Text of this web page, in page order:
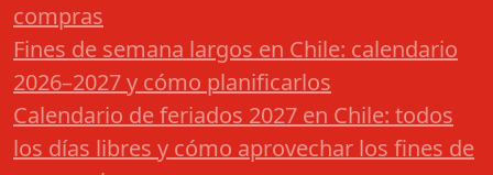
compras
Fines de semana largos en Chile: calendario
2026–2027 y cómo planificarlos
Calendario de feriados 2027 en Chile: todos
los días libres y cómo aprovechar los fines de